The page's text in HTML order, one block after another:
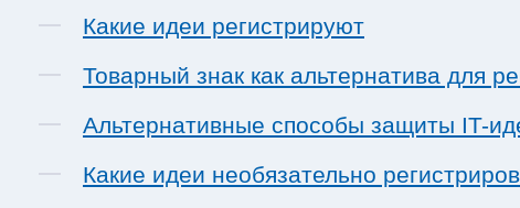
Какие идеи регистрируют
Товарный знак как альтернатива для
Альтернативные способы защиты IT-
Какие идеи необязательно